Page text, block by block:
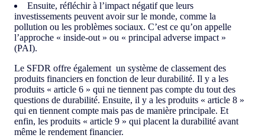
Ensuite, réfléchir à l’impact négatif que leurs
investissements peuvent avoir sur le monde, comme la
pollution ou les problèmes sociaux. C’est ce qu’on appelle
l’approche « inside-out » ou « principal adverse impact »
(PAI).
Le SFDR offre également un système de classement des
produits financiers en fonction de leur durabilité. Il y a les
produits « article 6 » qui ne tiennent pas compte du tout des
questions de durabilité. Ensuite, il y a les produits « article 8 »
qui en tiennent compte mais pas de manière principale. Et
enfin, les produits « article 9 » qui placent la durabilité avant
même le rendement financier.